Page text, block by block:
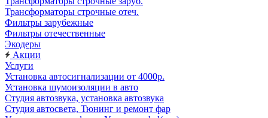
Трансформаторы строчные отеч.
Фильтры зарубежные
Фильтры отечественные
Экодеры
Акции
Услуги
Установка автосигнализации от 4000р.
Установка шумоизоляции в авто
Студия автозвука, установка автозвука
Студия автосвета, Тюнинг и ремонт фар